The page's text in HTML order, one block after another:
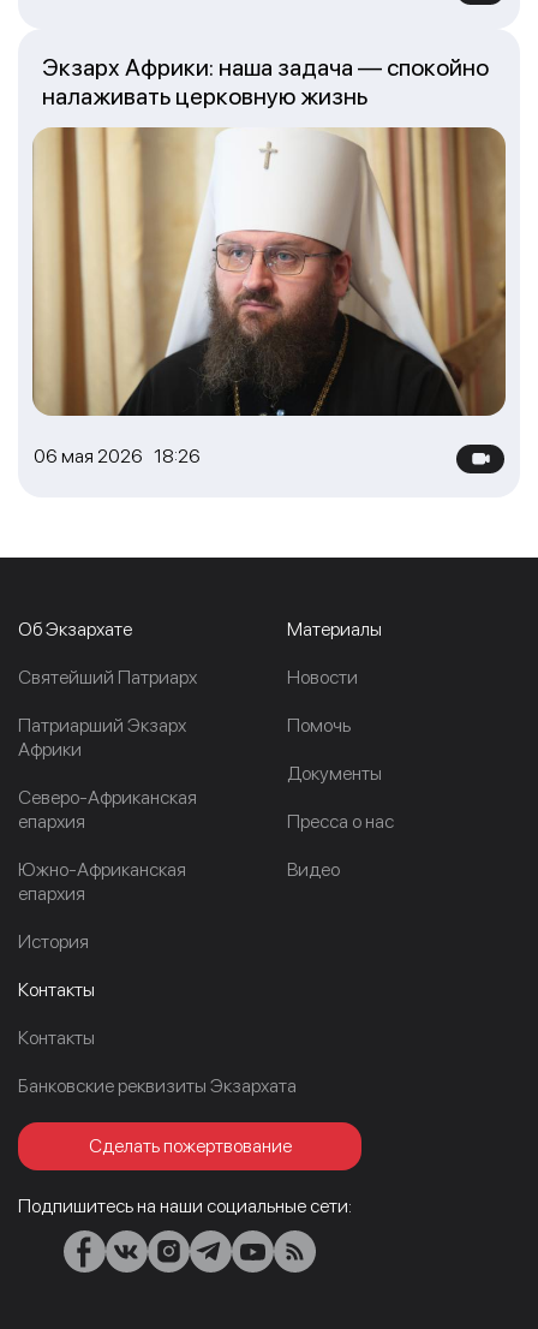
06 мая 2026 18:26
Экзарх Африки: наша задача — спокойно
налаживать церковную жизнь
Об Экзархате
Cвятейший Патриарх
Патриарший Экзарх
Африки
Северо-Африканская
епархия
Южно-Африканская
епархия
История
Материалы
Новости
Помочь
Документы
Пресса о нас
Видео
Контакты
Контакты
Банковские реквизиты Экзархата
Сделать пожертвование
Подпишитесь на наши социальные сети: